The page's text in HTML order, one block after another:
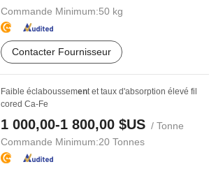
Commande Minimum:50 kg
Contacter Fournisseur
Faible éclaboussement et taux d'absorption élevé fil
cored Ca-Fe
1 000,00-1 800,00 $US / Tonne
Commande Minimum:20 Tonnes